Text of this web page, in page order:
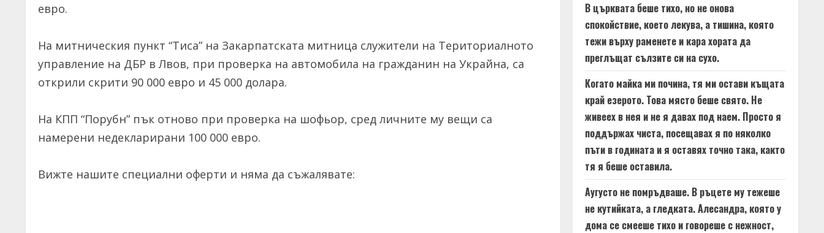
евро.
На митническия пункт “Тиса” на Закарпатската митница служители на Териториалното
управление на ДБР в Лвов, при проверка на автомобила на гражданин на Украйна, са
открили скрити 90 000 евро и 45 000 долара.
На КПП “Порубн” пък отново при проверка на шофьор, сред личните му вещи са
намерени недекларирани 100 000 евро.
Вижте нашите специални оферти и няма да съжалявате:
В църквата беше тихо, но не онова
спокойствие, което лекува, а тишина, която
тежи върху раменете и кара хората да
преглъщат сълзите си на сухо.
Когато майка ми почина, тя ми остави къщата
край езерото. Това място беше свято. Не
живеех в нея и не я давах под наем. Просто я
поддържах чиста, посещавах я по няколко
пъти в годината и я оставях точно така, както
тя я беше оставила.
Аугусто не помръдваше. В ръцете му тежеше
не кутийката, а гледката. Алесандра, която у
дома се смееше тихо и говореше с нежност,